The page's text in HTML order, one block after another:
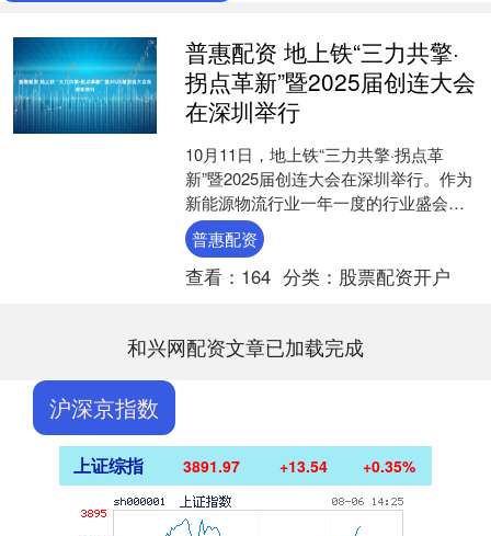
普惠配资 地上铁“三力共擎·
拐点革新”暨2025届创连大会
在深圳举行
10月11日，地上铁“三力共擎·拐点革
新”暨2025届创连大会在深圳举行。作为
新能源物流行业一年一度的行业盛会，
本次大会通过主论坛的深度分享，清晰
勾勒出产业发展....
普惠配资
查看： 164 分类： 股票配资开户
和兴网配资文章已加载完成
沪深京指数
上证综指 3891.97 +13.54 +0.35%